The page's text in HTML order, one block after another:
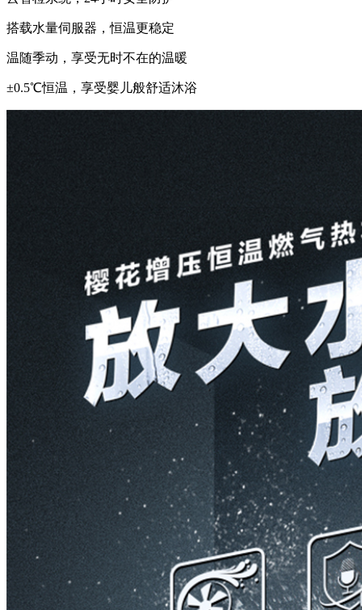
搭载水量伺服器，恒温更稳定
温随季动，享受无时不在的温暖
±0.5℃恒温，享受婴儿般舒适沐浴